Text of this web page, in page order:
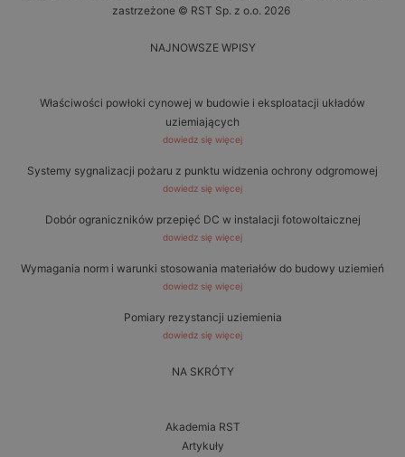
zastrzeżone © RST Sp. z o.o. 2026
NAJNOWSZE WPISY
Właściwości powłoki cynowej w budowie i eksploatacji układów
uziemiających
dowiedz się więcej
Systemy sygnalizacji pożaru z punktu widzenia ochrony odgromowej
dowiedz się więcej
Dobór ograniczników przepięć DC w instalacji fotowoltaicznej
dowiedz się więcej
Wymagania norm i warunki stosowania materiałów do budowy uziemień
dowiedz się więcej
Pomiary rezystancji uziemienia
dowiedz się więcej
NA SKRÓTY
Akademia RST
Artykuły